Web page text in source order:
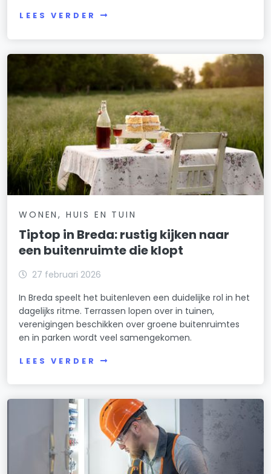
LEES VERDER
WONEN, HUIS EN TUIN
Tiptop in Breda: rustig kijken naar
een buitenruimte die klopt
27 februari 2026
In Breda speelt het buitenleven een duidelijke rol in het
dagelijks ritme. Terrassen lopen over in tuinen,
verenigingen beschikken over groene buitenruimtes
en in parken wordt veel samengekomen.
LEES VERDER